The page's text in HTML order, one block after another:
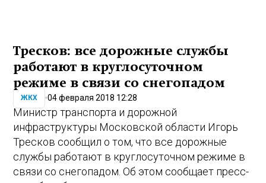
Тресков: все дорожные службы
работают в круглосуточном
режиме в связи со снегопадом
ЖКХ 04 февраля 2018 12:28
Министр транспорта и дорожной
инфраструктуры Московской области Игорь
Тресков сообщил о том, что все дорожные
службы работают в круглосуточном режиме в
связи со снегопадом . Об этом сообщает пресс-